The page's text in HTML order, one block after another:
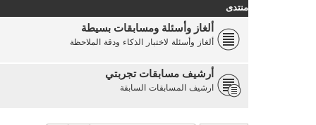
منتدى
ألغاز وأسئلة ومسابقات بسيطة
ألغاز وأسئلة لاختبار الذكاء ودقة الملاحظة
أرشيف مسابقات تجربتي
ارشيف المسابقات السابقة